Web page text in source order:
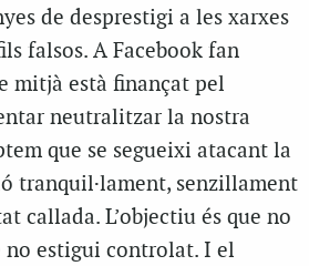
de desprestigi a les xarxes
falsos. A Facebook fan
mitjà està finançat pel
neutralitzar la nostra
que se segueixi atacant la
tranquil·lament, senzillament
callada. L’objectiu és que no
no estigui controlat. I el